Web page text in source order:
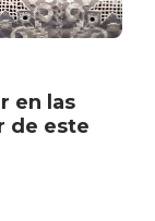
en las
de este